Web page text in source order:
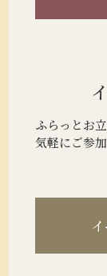
ふらっとお
気軽にご参